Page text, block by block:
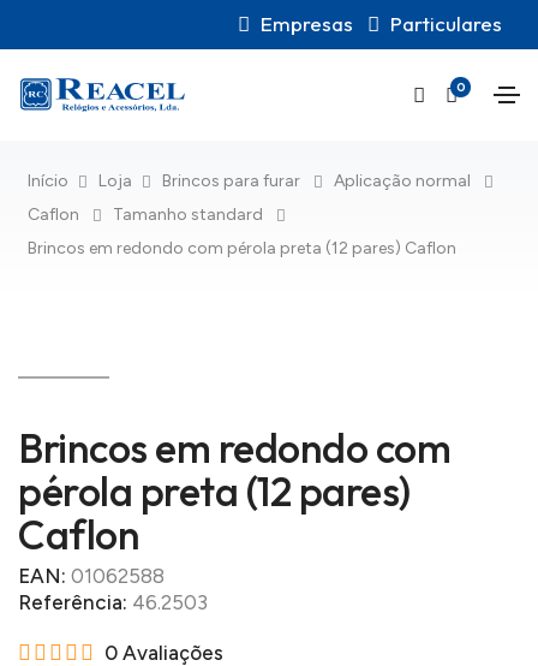
Empresas Particulares
0
Início Loja Brincos para furar
Aplicação normal
Caflon
Tamanho standard
Brincos em redondo com pérola preta (12 pares) Caflon
Brincos em redondo com
pérola preta (12 pares)
Caflon
EAN: 01062588
Referência: 46.2503
0 Avaliações